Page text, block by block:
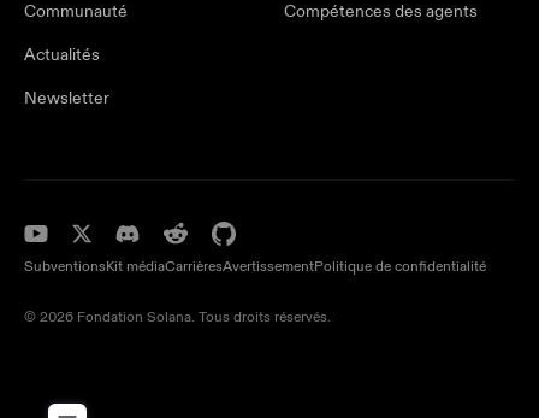
Communauté
Actualités
Newsletter
Compétences des agents
SubventionsKit médiaCarrièresAvertissementPolitique de confidentialité
© 2026 Fondation Solana. Tous droits réservés.